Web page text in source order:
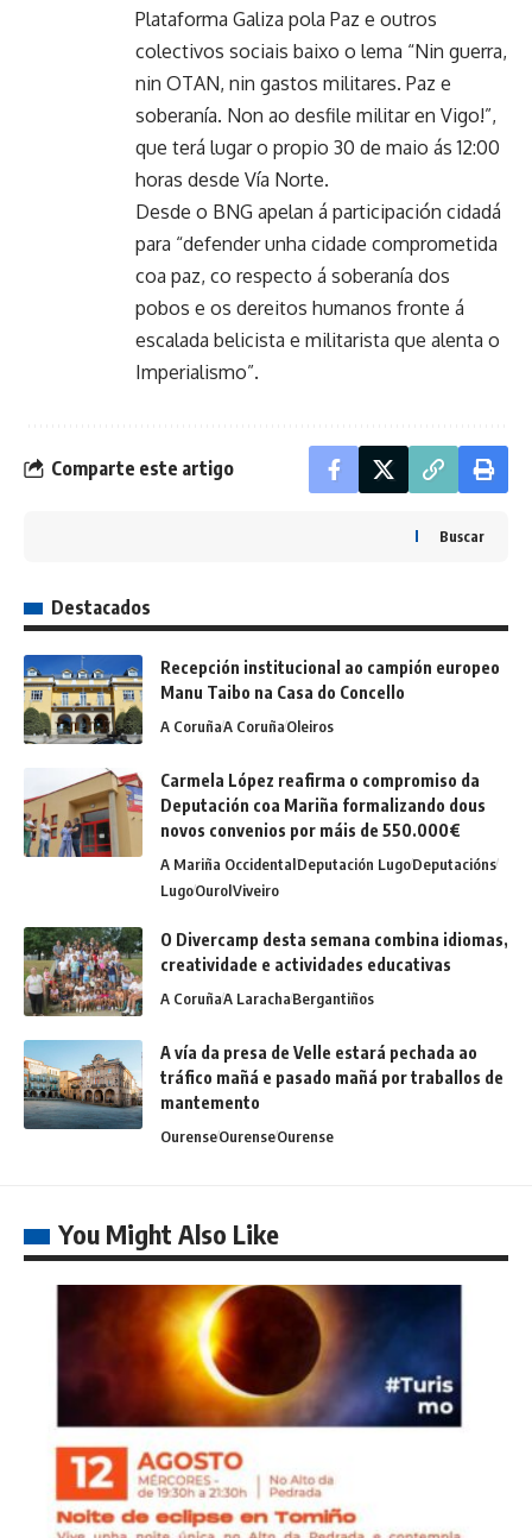
Plataforma Galiza pola Paz e outros
colectivos sociais baixo o lema “Nin guerra,
nin OTAN, nin gastos militares. Paz e
soberanía. Non ao desfile militar en Vigo!”,
que terá lugar o propio 30 de maio ás 12:00
horas desde Vía Norte.
Desde o BNG apelan á participación cidadá
para “defender unha cidade comprometida
coa paz, co respecto á soberanía dos
pobos e os dereitos humanos fronte á
escalada belicista e militarista que alenta o
Imperialismo”.
Comparte este artigo
Buscar
Destacados
Recepción institucional ao campión europeo
Manu Taibo na Casa do Concello
A CoruñaA CoruñaOleiros
Carmela López reafirma o compromiso da
Deputación coa Mariña formalizando dous
novos convenios por máis de 550.000€
A Mariña OccidentalDeputación LugoDeputacións
LugoOurolViveiro
O Divercamp desta semana combina idiomas,
creatividade e actividades educativas
A CoruñaA LarachaBergantiños
A vía da presa de Velle estará pechada ao
tráfico mañá e pasado mañá por traballos de
mantemento
OurenseOurenseOurense
You Might Also Like